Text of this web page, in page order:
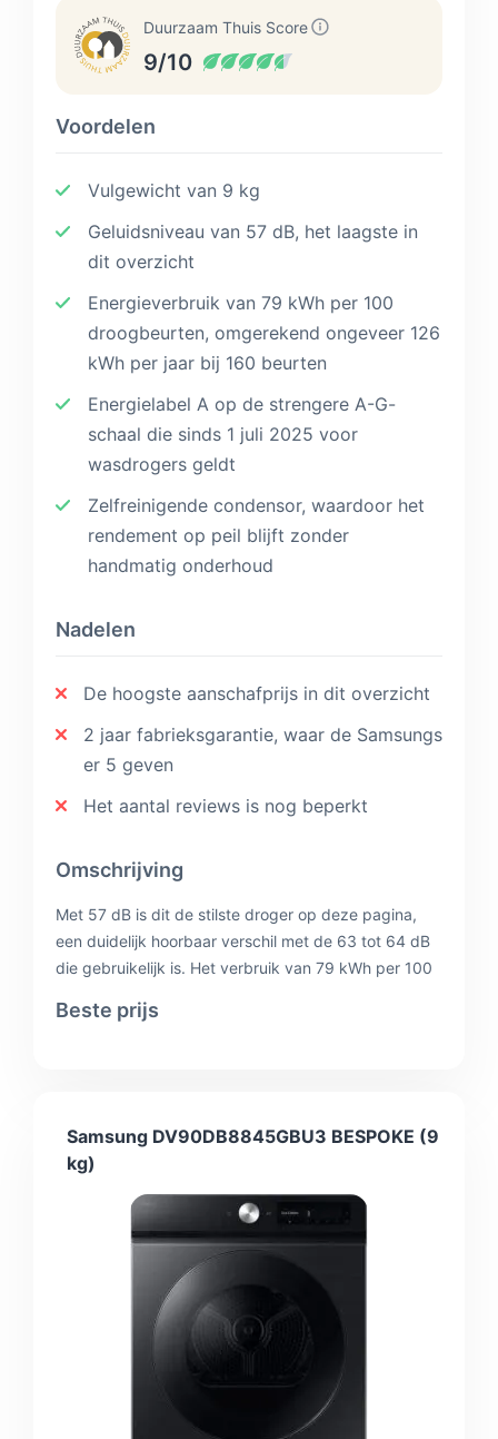
Duurzaam Thuis Score
9/10
Voordelen
Vulgewicht van 9 kg
Geluidsniveau van 57 dB, het laagste in
dit overzicht
Energieverbruik van 79 kWh per 100
droogbeurten, omgerekend ongeveer 126
kWh per jaar bij 160 beurten
Energielabel A op de strengere A-G-
schaal die sinds 1 juli 2025 voor
wasdrogers geldt
Zelfreinigende condensor, waardoor het
rendement op peil blijft zonder
handmatig onderhoud
Nadelen
De hoogste aanschafprijs in dit overzicht
2 jaar fabrieksgarantie, waar de Samsungs
er 5 geven
Het aantal reviews is nog beperkt
Omschrijving
Met 57 dB is dit de stilste droger op deze pagina,
een duidelijk hoorbaar verschil met de 63 tot 64 dB
die gebruikelijk is. Het verbruik van 79 kWh per 100
goed voor energielabel A. De zelfreinigende
condensor is een van de meest voorkomende
oorzaken van oplopend verbruik. Daar staat de
Beste prijs
Samsung DV90DB8845GBU3 BESPOKE (9
kg)